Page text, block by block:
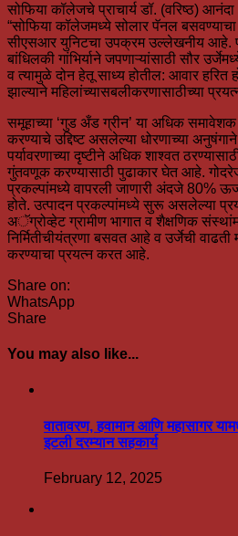
सोफिया कॉलेजचे प्राचार्य डॉ. (वरिष्ठ)
“सोफिया कॉलेजमध्ये सोलार पॅनल
सीएसआर युनिटचा उपक्रम उल्लेखनीय आहे.
बांधिलकी गांभिर्याने जपणाऱ्यांसाठी सौर
व त्यामुळे दोन हेतू साध्य होतील: आवार
झाल्याने महिलांच्यासबलीकरणासाठीच्या
समूहाच्या ‘गुड अँड ग्रीन’ या अधिक समावेशक
करण्याचे उद्दिष्ट असलेल्या धोरणाच्या
पर्यावरणाच्या दृष्टीने अधिक शाश्वत
गुंतवणूक करण्यासाठी पुढाकार घेत आहे.
प्रकल्पांमध्ये वापरली जाणारी अंदजे 80%
होते. उत्पादन प्रकल्पांमध्ये सुरू असलेल्या
अॅग्रोव्हेट ग्रामीण भागात व शैक्षणिक
निर्मितीचीयंत्रणा बसवत आहे व उर्जेची वाढती
करण्याचा प्रयत्न करत आहे.
Share on:
WhatsApp
Share
You may also like...
वातावरण, हवामान आणि महासागर
इटली दरम्यान सहकार्य
February 12, 2025